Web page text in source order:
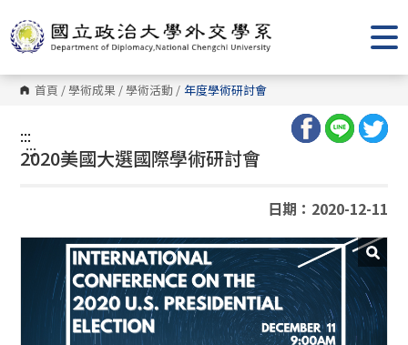
到
主
要
內
容
區 首頁 /學術成果 /學術活動 / 年度學術研討會
:::
:::
2020美國大選國際學術研討會
日期：2020-12-11